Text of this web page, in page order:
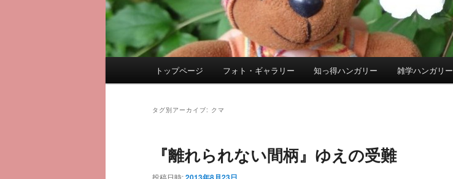
メ
コ
サ
ン
トップページ フォト・ギャラリー 知っ得ハンガリー 雑学ハンガリー
タグ別アーカイブ: クマ
『離れられない間柄』ゆえの受難